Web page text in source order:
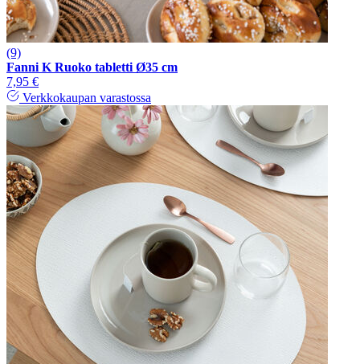
(9)
Fanni K Ruoko tabletti Ø35 cm
7,95 €
Verkkokaupan varastossa